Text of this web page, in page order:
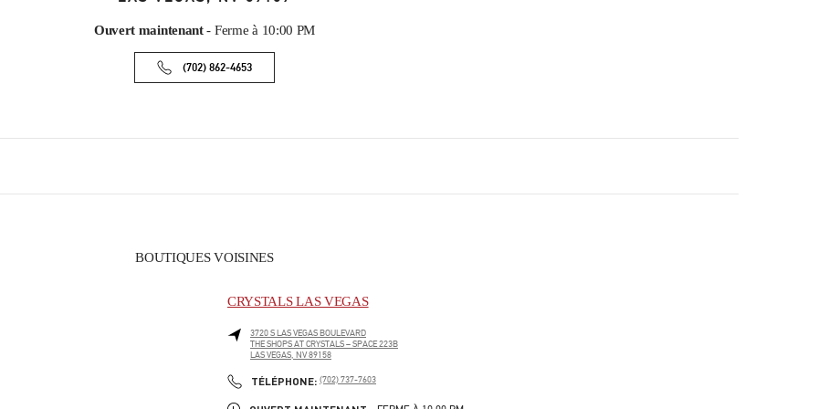
Ouvert maintenant- Ferme à 10:00 PM
(702) 862-4653
BOUTIQUES VOISINES
CRYSTALS LAS VEGAS
3720 S LAS VEGAS BOULEVARD
THE SHOPS AT CRYSTALS – SPACE 223B
LAS VEGAS, NV89158
TÉLÉPHONE: PHONE
(702) 737-7603